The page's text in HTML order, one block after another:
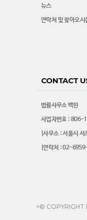
뉴스
연락처 및 찾아오시
CONTACT
법률사무소 백헌
사업자번호 : 806-
|사무소 : 서울시
|연락처 : 02-
>© COPYRIGHT